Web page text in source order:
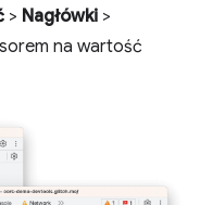
> Nagłówki >
na wartość